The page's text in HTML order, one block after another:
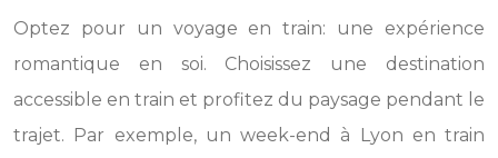
Optez pour un voyage en train: une expérience
romantique en soi. Choisissez une destination
accessible en train et profitez du paysage pendant le
trajet. Par exemple, un week-end à Lyon en train